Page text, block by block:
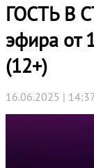
ГОСТЬ В
эфира от
(12+)
16.06.2025 |